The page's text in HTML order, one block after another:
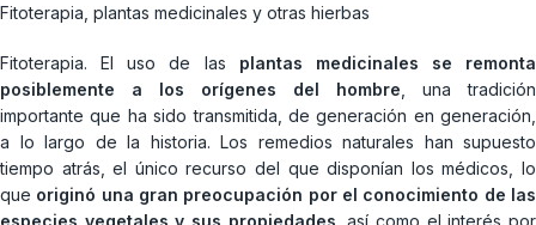
Fitoterapia, plantas medicinales y otras hierbas
Fitoterapia. El uso de las plantas medicinales se remonta
posiblemente a los orígenes del hombre , una tradición
importante que ha sido transmitida, de generación en generación,
a lo largo de la historia. Los remedios naturales han supuesto
tiempo atrás, el único recurso del que disponían los médicos, lo
que originó una gran preocupación por el conocimiento de las
especies vegetales y sus propiedades , así como el interés por